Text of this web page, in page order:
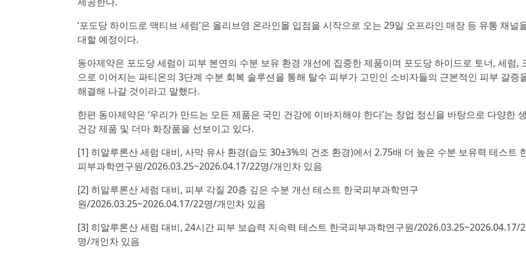
‘포도당 하이드로 액티브 세럼’은 올리브영 온라인몰 입점을 시작으로 오는 29일 오프라인 매장 등 유통 채널
대할 예정이다.
동아제약은 포도당 세럼이 피부 본연의 수분 보유 환경 개선에 집중한 제품이며 포도당 하이드로 토너, 세럼,
으로 이어지는 파티온의 3단계 수분 회복 솔루션을 통해 탈수 피부가 고민인 소비자들의 근본적인 피부 갈증
해결해 나갈 것이라고 말했다.
한편 동아제약은 ‘우리가 만드는 모든 제품은 국민 건강에 이바지해야 한다’는 창업 정신을 바탕으로 다양한
건강 제품 및 더마 화장품을 선보이고 있다.
[1] 히알루론산 세럼 대비, 사막 유사 환경(습도 30±3%의 건조 환경)에서 2.75배 더 높은 수분 보유력 테스트
피부과학연구원/2026.03.25~2026.04.17/22명/개인차 있음
[2] 히알루론산 세럼 대비, 피부 각질 20층 깊은 수분 개선 테스트 한국피부과학연구
원/2026.03.25~2026.04.17/22명/개인차 있음
[3] 히알루론산 세럼 대비, 24시간 피부 보습력 지속력 테스트 한국피부과학연구원/2026.03.25~2026.04.17/
명/개인차 있음